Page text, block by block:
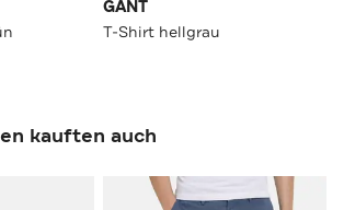
GANT
T-Shirt hellgrau
kauften auch